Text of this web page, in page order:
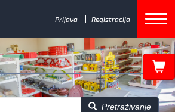
Prijava Registracija
Pretraživanje